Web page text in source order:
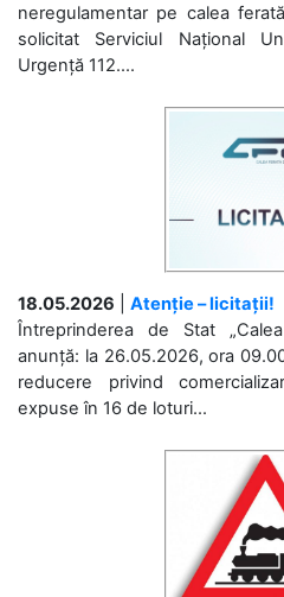
neregulamentar pe calea
solicitat Serviciul Național
Urgență 112....
18.05.2026
Atenție – licitații!
Întreprinderea de Stat
anunță: la 26.05.2026, ora
reducere privind
expuse în 16 de loturi...